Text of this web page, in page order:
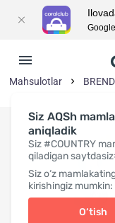
Siz AQSh
aniqladik
Siz #COUNTRY
qiladigan
Siz o‘z
kirishingiz mumkin:
O‘tish
Mahsulotlar